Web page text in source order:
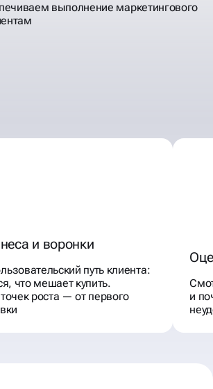
выполнение маркетингового
и воронки
путь клиента:
что мешает купить.
роста — от первого
и